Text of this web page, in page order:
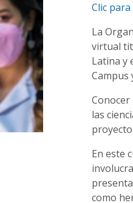
Clic
La
virtual
Latina y
Campus
las
En este
como